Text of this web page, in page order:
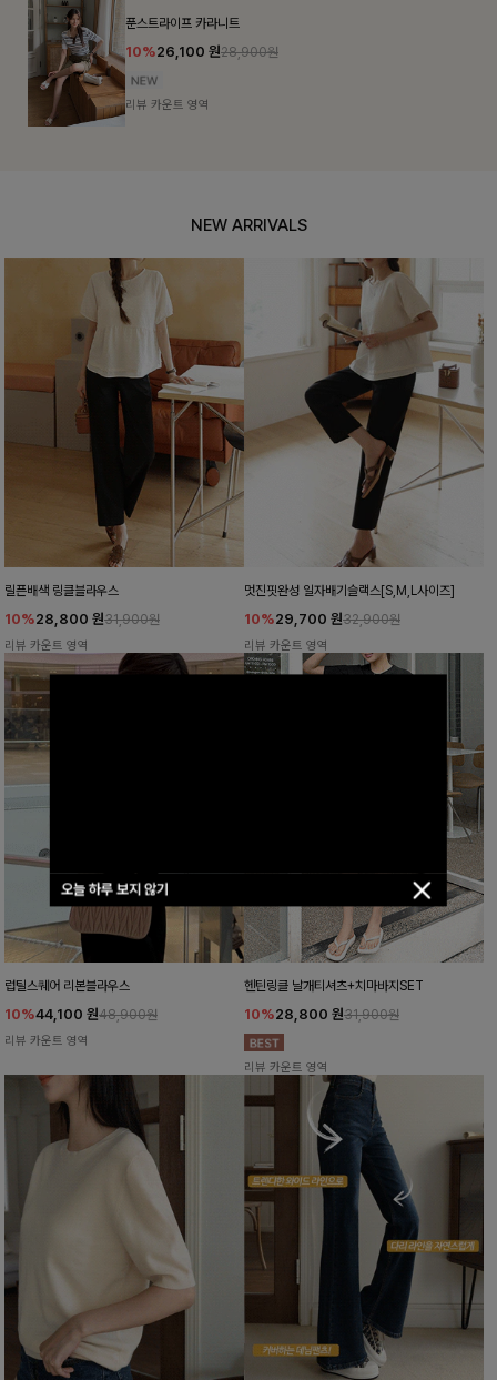
오늘 하루 보지 않기
푼스트라이프 카라니트
10%26,100원28,900원
리뷰 카운트 영역
NEW ARRIVALS
릴픈배색 링클블라우스
10%28,800 원31,900원
리뷰 카운트 영역
멋진핏완성 일자배기슬랙스[S,M,L사이즈]
10%29,700 원32,900원
리뷰 카운트 영역
럽틸스퀘어 리본블라우스
10%44,100 원48,900원
리뷰 카운트 영역
헨틴링클 날개티셔츠+치마바지SET
10%28,800 원31,900원
리뷰 카운트 영역